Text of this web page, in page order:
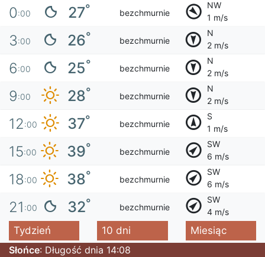
0:00 27° bezchmurnie
NW
1 m/s
3:00 26° bezchmurnie
N
2 m/s
6:00 25° bezchmurnie
N
2 m/s
9:00 28° bezchmurnie
N
2 m/s
12:00 37° bezchmurnie
S
1 m/s
15:00 39° bezchmurnie
SW
6 m/s
18:00 38° bezchmurnie
SW
6 m/s
21 :00 32° bezchmurnie
SW
4 m/s
Tydzień 10 dni
Miesiąc
Słońce: Długość dnia 14:08